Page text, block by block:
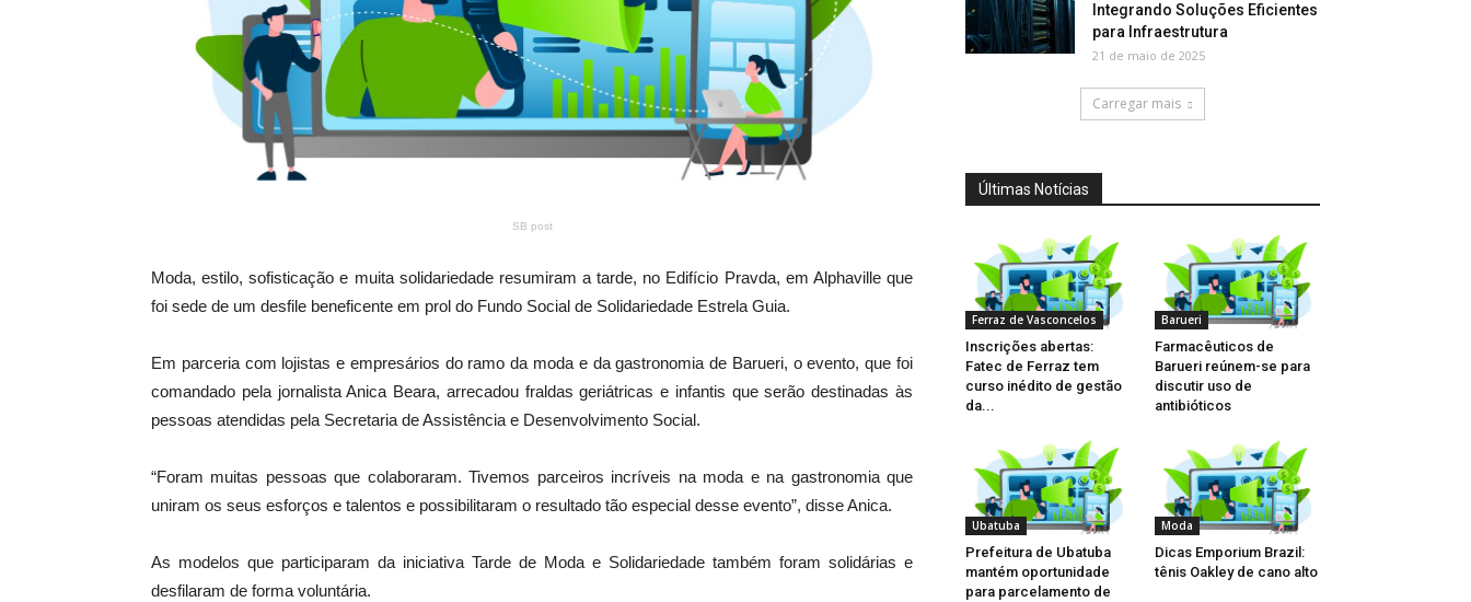
SB post
Moda, estilo, sofisticação e muita solidariedade resumiram a tarde, no Edifício Pravda, em Alphaville que
foi sede de um desfile beneficente em prol do Fundo Social de Solidariedade Estrela Guia.
Em parceria com lojistas e empresários do ramo da moda e da gastronomia de Barueri, o evento, que foi
comandado pela jornalista Anica Beara, arrecadou fraldas geriátricas e infantis que serão destinadas às
pessoas atendidas pela Secretaria de Assistência e Desenvolvimento Social.
“Foram muitas pessoas que colaboraram. Tivemos parceiros incríveis na moda e na gastronomia que
uniram os seus esforços e talentos e possibilitaram o resultado tão especial desse evento”, disse Anica.
As modelos que participaram da iniciativa Tarde de Moda e Solidariedade também foram solidárias e
desfilaram de forma voluntária.
Integrando Soluções Eficientes
para Infraestrutura
21 de maio de 2025
Carregar mais
Últimas Notícias
Ferraz de Vasconcelos
Inscrições abertas:
Fatec de Ferraz tem
curso inédito de gestão
da...
Barueri
Farmacêuticos de
Barueri reúnem-se para
discutir uso de
antibióticos
Ubatuba
Prefeitura de Ubatuba
mantém oportunidade
para parcelamento de
Moda
Dicas Emporium Brazil:
tênis Oakley de cano alto